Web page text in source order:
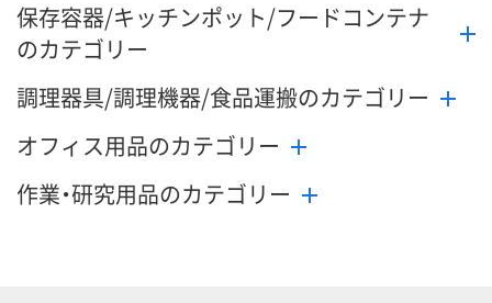
保存容器/キッチンポット/フードコンテナ
のカテゴリー
調理器具/調理機器/食品運搬のカテゴリー
オフィス用品のカテゴリー
作業・研究用品のカテゴリー